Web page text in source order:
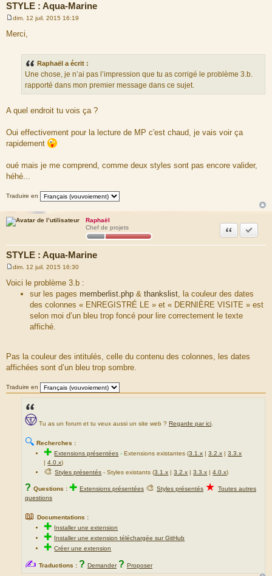
STYLE : Aqua-Marine
s
dim. 12 juil. 2015 16:19
Merci,
Raphaël a écrit :
Une chose, je n’ai pas l’impression que tu as corrigé le problème 3.b.
rapporté dans mon premier message dans ce sujet.
A quel endroit tu vois ça ?
Oui effectivement pour la lecture de MP c'est chaud, je vais voir ça
rapidement
oué mais je me comprend, comme deux styles sont pas encore valider,
héhé...
Traduire en
Raphaël
Chef de projets
STYLE : Aqua-Marine
Citation
e
s
dim. 12 juil. 2015 16:30
Voici le problème 3.b :
sur les pages memberlist.php & thankslist , la couleur des dates
des colonnes « ENREGISTRÉ LE » et « DERNIÈRE VISITE » est
selon moi d’un bleu trop foncé pour lire correctement le texte
affiché.
Pas la couleur des intitulés, celle du contenu des colonnes, les dates
affichées sont d’un bleu trop sombre.
Traduire en
Tu as un forum et tu veux aussi un site web ? Regarde par ici
🔍 Recherches :
✚Extensions présentées -Extensions existantes (3.1.x |3.2.x |3.3.x
|4.0.x)
🎨Styles présentés - Styles existants (3.1.x |3.2.x |3.3.x |4.0.x)
? Questions : ✚ Extensions présentées 🎨 Styles présentés ★ Toutes autres
questions
📖 Documentations :
✚ Installer une extension
✚ Installer une extension téléchargée sur GitHub
✚Créer une extension
✍ Traductions : ? Demander ? Proposer